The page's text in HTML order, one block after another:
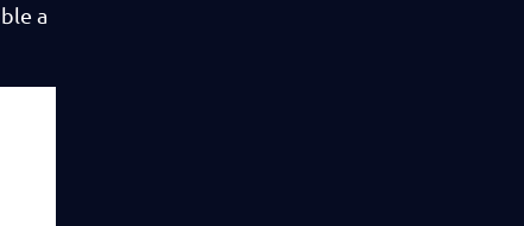
a